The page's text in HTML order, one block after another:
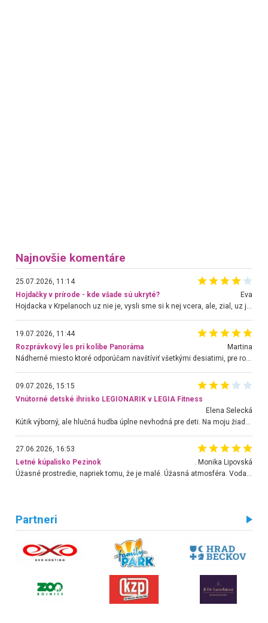
Najnovšie komentáre
25.07.2026, 11:14
Hojdačky v prírode - kde všade sú ukryté?
Eva
Hojdacka v Krpelanoch uz nie je, vysli sme si k nej vcera, ale, zial, uz je znicena. Ak sem planujete cestu len kvoli hojdacke, mozete si ju usetrit. Krasny vyhlad je tu vsak aj bez hojdacky :-)
19.07.2026, 11:44
Rozprávkový les pri kolibe Panoráma
Martina
Nádherné miesto ktoré odporúčam navštíviť všetkými desiatimi, pre rodiny s deťmi, dôchodcom... Proste a jednoducho ozaj rozprávkový les.. určite ešte prídeme. Odniesli sme si na pamiatku krásne tričká,
09.07.2026, 15:15
Vnútorné detské ihrisko LEGIONARIK v LEGIA Fitness
Elena Selecká
27.06.2026, 16:53
Letné kúpalisko Pezinok
. Monika Lipovská
Úžasné prostredie, napriek tomu, že je malé. Úžasná atmosféra. Voda fantastická a nádherná. Ľudí je pomerne veľa, ale su mili a ohľaduplní. Je veľmi zaujímavé sledovať, ako dokážu spolu športovať cudzí ľudia a bez ohľadu na vek. Vládne tu pohoda. Vnuka neviem dostať z vody. Ďakujem za krásny deň . Urcite sa sem vrátim. Jediný problém je s parkovaním, ale aj ten sa mi podarilo vyriešiť. Monika Bratislava
Partneri